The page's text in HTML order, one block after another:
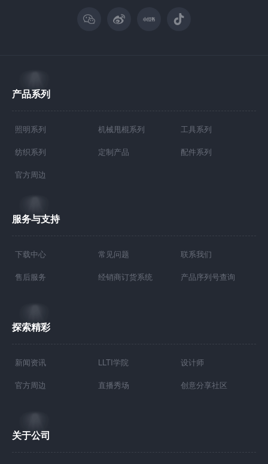
产品系列
照明系列 机械甩棍系列 工具系列
纺织系列 定制产品 配件系列
官方周边
服务与支持
下载中心 常见问题 联系我们
售后服务 经销商订货系统 产品序列号查询
探索精彩
新闻资讯 LLTI学院 设计师
官方周边 直播秀场 创意分享社区
关于公司